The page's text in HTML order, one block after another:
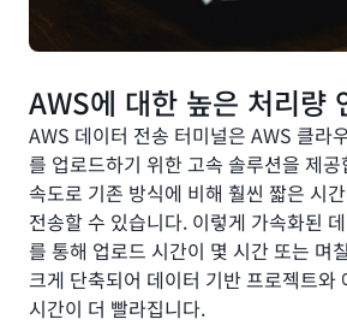
AWS에 대한 높은 처리량
AWS 데이터 전송 터미널은 AWS 클라
를 업로드하기 위한 고속 솔루션을 제
속도로 기존 방식에 비해 훨씬 짧은 시
전송할 수 있습니다. 이렇게 가속화된
를 통해 업로드 시간이 몇 시간 또는 며
크게 단축되어 데이터 기반 프로젝트와
시간이 더 빨라집니다.